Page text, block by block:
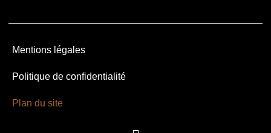
Mentions légales
Politique de confidentialité
Plan du site